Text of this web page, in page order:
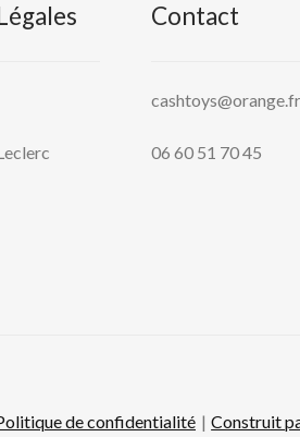
Contact
cashtoys@orange.fr
06 60 51 70 45
de confidentialité
Construit